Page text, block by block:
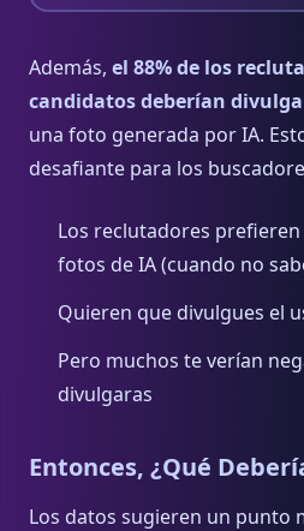
Además, el 88% de los
candidatos deberían
una foto generada por IA.
desafiante para los
Los reclutadores
fotos de IA (cuando no
Quieren que divulgues el
Pero muchos te verían
divulgaras
Entonces, ¿Qué
Los datos sugieren un punto